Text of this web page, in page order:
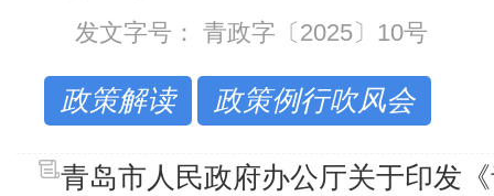
发文字号： 青政字〔2025〕10号
政策解读 政策例行吹风会
青岛市人民政府办公厅关于印发